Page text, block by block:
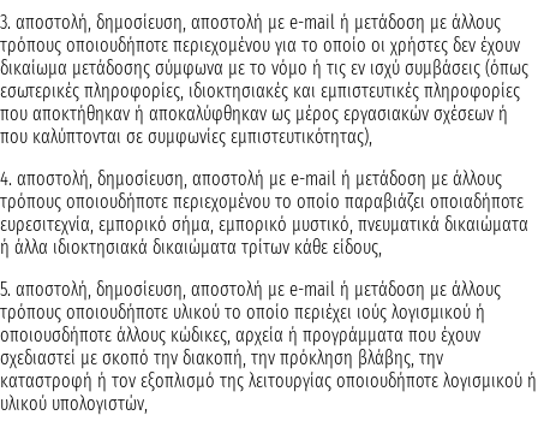
3. αποστολή, δημοσίευση, αποστολή με e-mail ή μετάδοση με άλλους
τρόπους οποιουδήποτε περιεχομένου για το οποίο οι χρήστες δεν έχουν
δικαίωμα μετάδοσης σύμφωνα με το νόμο ή τις εν ισχύ συμβάσεις (όπως
εσωτερικές πληροφορίες, ιδιοκτησιακές και εμπιστευτικές πληροφορίες
που αποκτήθηκαν ή αποκαλύφθηκαν ως μέρος εργασιακών σχέσεων ή
που καλύπτονται σε συμφωνίες εμπιστευτικότητας),
4. αποστολή, δημοσίευση, αποστολή με e-mail ή μετάδοση με άλλους
τρόπους οποιουδήποτε περιεχομένου το οποίο παραβιάζει οποιαδήποτε
ευρεσιτεχνία, εμπορικό σήμα, εμπορικό μυστικό, πνευματικά δικαιώματα
ή άλλα ιδιοκτησιακά δικαιώματα τρίτων κάθε είδους,
5. αποστολή, δημοσίευση, αποστολή με e-mail ή μετάδοση με άλλους
τρόπους οποιουδήποτε υλικού το οποίο περιέχει ιούς λογισμικού ή
οποιουσδήποτε άλλους κώδικες, αρχεία ή προγράμματα που έχουν
σχεδιαστεί με σκοπό την διακοπή, την πρόκληση βλάβης, την
καταστροφή ή τον εξοπλισμό της λειτουργίας οποιουδήποτε λογισμικού ή
υλικού υπολογιστών,